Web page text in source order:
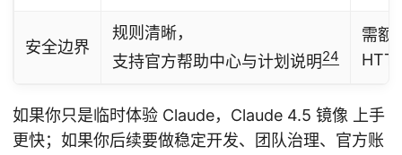
安全边界
规则清晰，
支持官方帮助中心与计划说明24
需额
如果你只是临时体验 Claude，Claude 4.5 镜像 上手
更快；如果你后续要做稳定开发、团队治理、官方账